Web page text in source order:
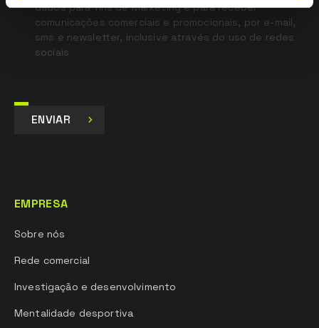
dados para fins de Marketing e para receber
comunicações comerciais e promocionais, por e-mail,
sms e newsletter, inclusive através do uso de redes
sociais
ENVIAR
EMPRESA
Sobre nós
Rede comercial
Investigação e desenvolvimento
Mentalidade desportiva